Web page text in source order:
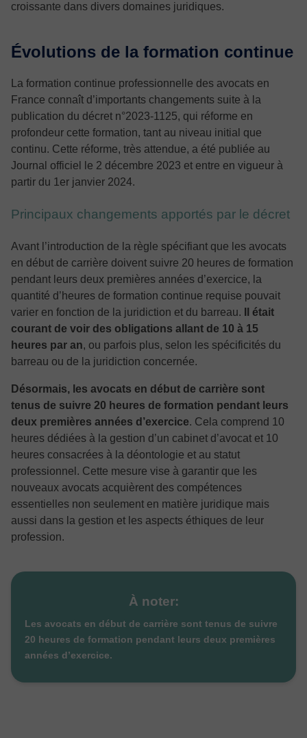
croissante dans divers domaines juridiques.
Évolutions de la formation continue
La formation continue professionnelle des avocats en
France connaît d’importants changements suite à la
publication du décret n°2023-1125, qui réforme en
profondeur cette formation, tant au niveau initial que
continu. Cette réforme, très attendue, a été publiée au
Journal officiel le 2 décembre 2023 et entre en vigueur à
partir du 1er janvier 2024.
Principaux changements apportés par le décret
Avant l’introduction de la règle spécifiant que les avocats
en début de carrière doivent suivre 20 heures de formation
pendant leurs deux premières années d’exercice, la
quantité d’heures de formation continue requise pouvait
varier en fonction de la juridiction et du barreau.
Il était
courant de voir des obligations allant de 10 à 15
heures par an, ou parfois plus, selon les spécificités du
barreau ou de la juridiction concernée.
Désormais, les avocats en début de carrière sont
tenus de suivre 20 heures de formation pendant leurs
deux premières années d’exercice. Cela comprend 10
heures dédiées à la gestion d’un cabinet d’avocat et 10
heures consacrées à la déontologie et au statut
professionnel. Cette mesure vise à garantir que les
nouveaux avocats acquièrent des compétences
essentielles non seulement en matière juridique mais
aussi dans la gestion et les aspects éthiques de leur
profession.
À noter:
Les avocats en début de carrière sont tenus de suivre
20 heures de formation pendant leurs deux premières
années d’exercice.